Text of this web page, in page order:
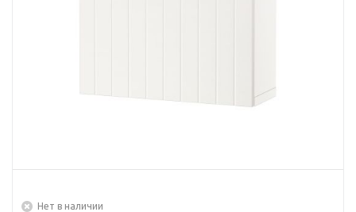
Нет в наличии